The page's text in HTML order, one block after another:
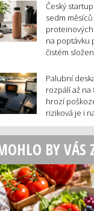
Český
sedm
na poptávku
čistém
Palubní
rozpálí až na
hrozí
riziková je i
BY VÁS